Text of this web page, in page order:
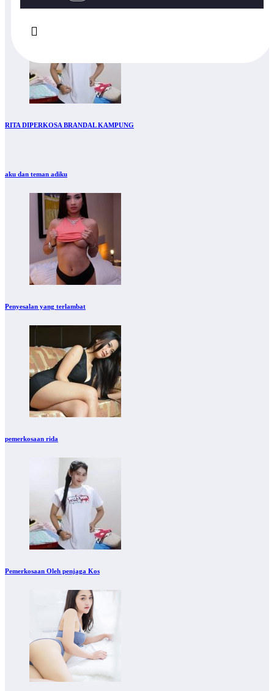
RITA DIPERKOSA BRANDAL KAMPUNG
aku dan teman adiku
Penyesalan yang terlambat
pemerkosaan rida
Pemerkosaan Oleh penjaga Kos